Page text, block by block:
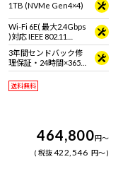
1TB (NVMe Gen4×4)
Wi-Fi 6E( 最大2.4Gbps
)対応 IEEE 802.11
ax/ac/a/b/g/n準拠 ＋
Bluetooth 5内蔵
3年間センドバック修
理保証・24時間×365
日電話サポート
送料無料
464,800円～
税抜422,546 円～